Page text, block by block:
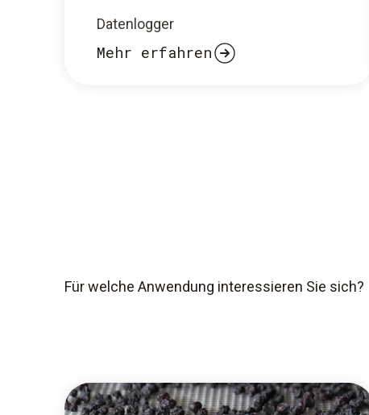
Datenlogger
Mehr erfahren
Für welche Anwendung interessieren Sie sich?